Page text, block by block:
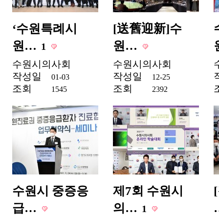
‘수원특례시
원… 1
수원시의사회
작성일
01-03
조회 1545
[送舊迎新]수
원…
수원시의사회
작성일
12-25
조회 2392
수원시 중증응
급…
제7회 수원시
의… 1